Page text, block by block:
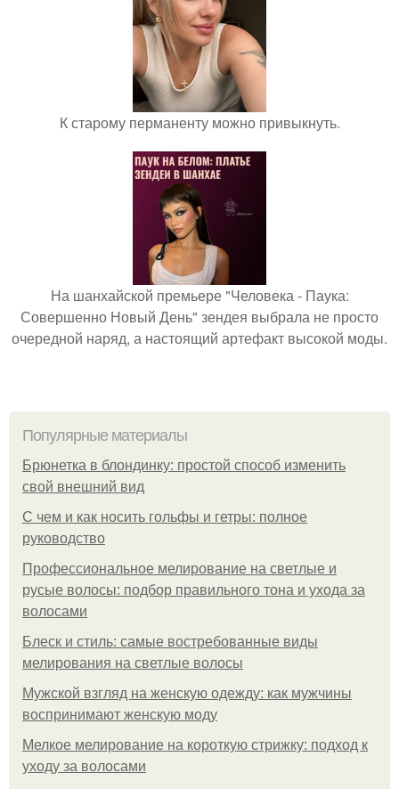
К старому перманенту можно привыкнуть.
На шанхайской премьере "Человека - Паука:
Совершенно Новый День" зендея выбрала не просто
очередной наряд, а настоящий артефакт высокой моды.
Популярные материалы
Брюнетка в блондинку: простой способ изменить
свой внешний вид
С чем и как носить гольфы и гетры: полное
руководство
Профессиональное мелирование на светлые и
русые волосы: подбор правильного тона и ухода за
волосами
Блеск и стиль: самые востребованные виды
мелирования на светлые волосы
Мужской взгляд на женскую одежду: как мужчины
воспринимают женскую моду
Мелкое мелирование на короткую стрижку: подход к
уходу за волосами